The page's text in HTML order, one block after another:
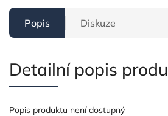
Popis Diskuze
Detailní popis
Popis produktu není dostupný